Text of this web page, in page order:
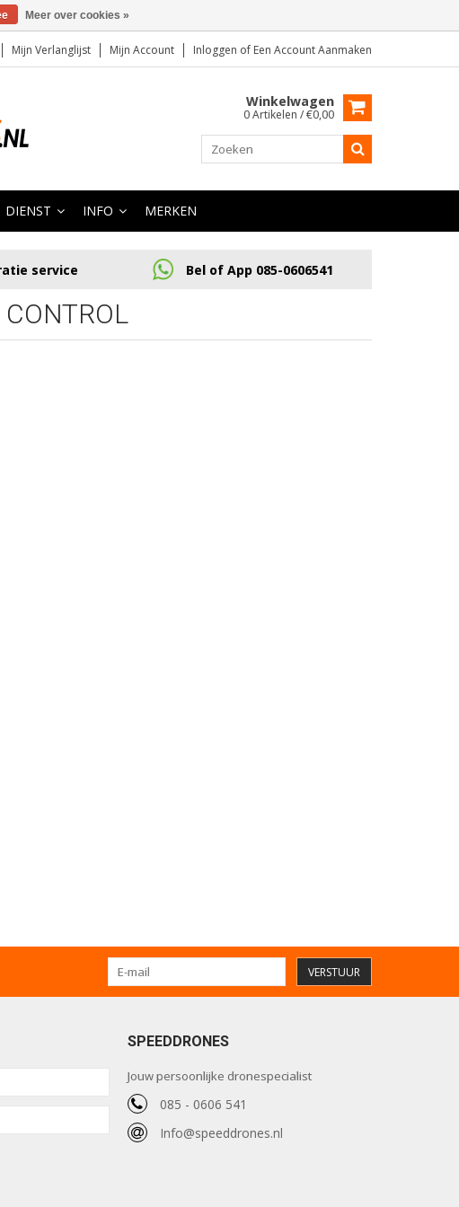
Mijn Verlanglijst Mijn Account Inloggen of Een Account Aanmaken
Winkelwagen
0 Artikelen / €0,00
DIENST INFO MERKEN
service Bel of App 085-0606541
VERSTUUR
SPEEDDRONES
Jouw persoonlijke dronespecialist
085 - 0606 541
Info@speeddrones.nl
Meer over cookies »